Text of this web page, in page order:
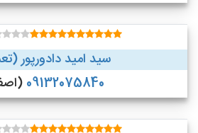
سید امید دادورپور
09132075840